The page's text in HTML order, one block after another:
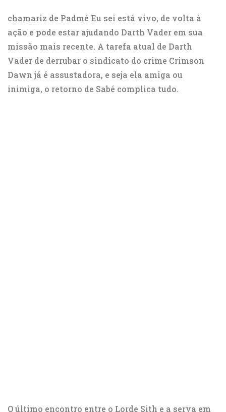
chamariz de Padmé Eu sei está vivo, de volta à
ação e pode estar ajudando Darth Vader em sua
missão mais recente. A tarefa atual de Darth
Vader de derrubar o sindicato do crime Crimson
Dawn já é assustadora, e seja ela amiga ou
inimiga, o retorno de Sabé complica tudo.
O último encontro entre o Lorde Sith e a serva em